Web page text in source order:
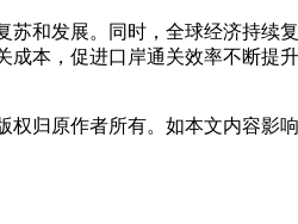
和发展。同时，全球经济持续
本，促进口岸通关效率不断提
归原作者所有。如本文内容影